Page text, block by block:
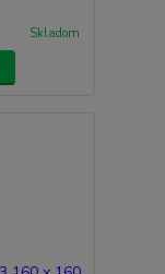
Skladom